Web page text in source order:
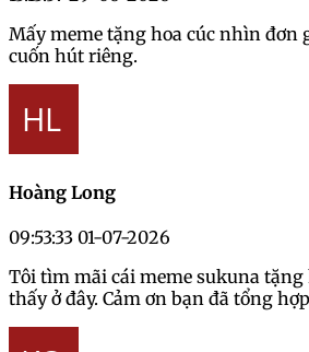
Mấy meme tặng hoa cúc nhìn đơn
cuốn hút riêng.
Hoàng Long
09:53:33 01-07-2026
Tôi tìm mãi cái meme sukuna tặng
thấy ở đây. Cảm ơn bạn đã tổng